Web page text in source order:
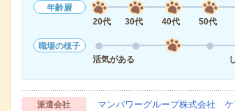
年齢層
20代
30代 40代 50代
職場の様子
活気がある
派遣会社 マンパワーグループ株式会社